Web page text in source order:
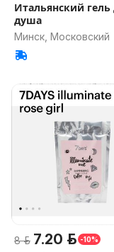
Итальянский гель
душа
Минск, Московский
8 р. 7.20 р. -10%